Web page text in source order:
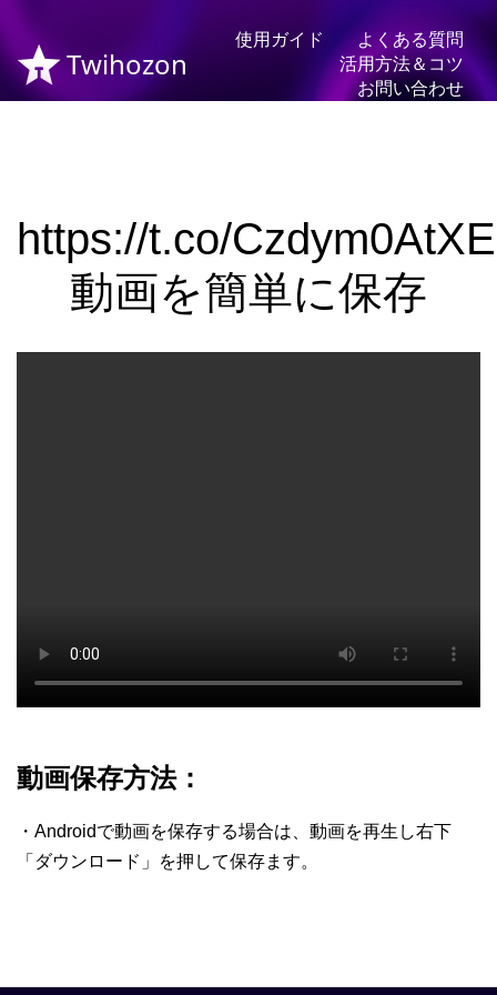
Twihozon
使用ガイド
よくある質問
活用方法＆コツ
お問い合わせ
https://t.co/Czdym0AtXE
動画を簡単に保存
動画保存方法：
・Androidで動画を保存する場合は、動画を再生し右下
「ダウンロード」を押して保存ます。